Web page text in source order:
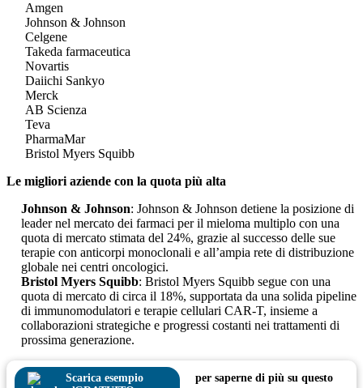
Amgen
Johnson & Johnson
Celgene
Takeda farmaceutica
Novartis
Daiichi Sankyo
Merck
AB Scienza
Teva
PharmaMar
Bristol Myers Squibb
Le migliori aziende con la quota più alta
Johnson & Johnson: Johnson & Johnson detiene la posizione di
leader nel mercato dei farmaci per il mieloma multiplo con una
quota di mercato stimata del 24%, grazie al successo delle sue
terapie con anticorpi monoclonali e all’ampia rete di distribuzione
globale nei centri oncologici.
Bristol Myers Squibb: Bristol Myers Squibb segue con una
quota di mercato di circa il 18%, supportata da una solida pipeline
di immunomodulatori e terapie cellulari CAR-T, insieme a
collaborazioni strategiche e progressi costanti nei trattamenti di
prossima generazione.
Scarica esempio
per saperne di più su questo